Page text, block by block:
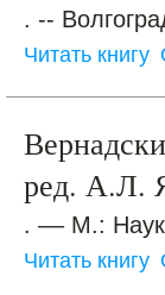
. --
Читать книгу
ред. А.Л.
. –– М.:
Читать книгу